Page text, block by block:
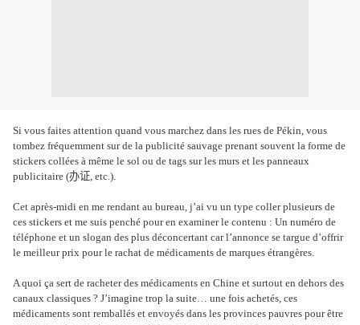
Si vous faites attention quand vous marchez dans les rues de Pékin, vous
tombez fréquemment sur de la publicité sauvage prenant souvent la forme de
stickers collées à même le sol ou de tags sur les murs et les panneaux
publicitaire (办证, etc.).
Cet après-midi en me rendant au bureau, j’ai vu un type coller plusieurs de
ces stickers et me suis penché pour en examiner le contenu : Un numéro de
téléphone et un slogan des plus déconcertant car l’annonce se targue d’offrir
le meilleur prix pour le rachat de médicaments de marques étrangères.
A quoi ça sert de racheter des médicaments en Chine et surtout en dehors des
canaux classiques ? J’imagine trop la suite… une fois achetés, ces
médicaments sont remballés et envoyés dans les provinces pauvres pour être